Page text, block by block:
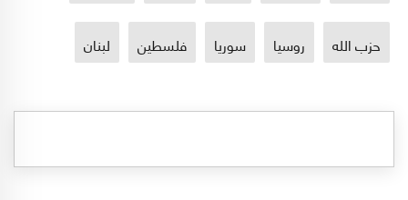
حزب الله روسيا سوريا فلسطين لبنان